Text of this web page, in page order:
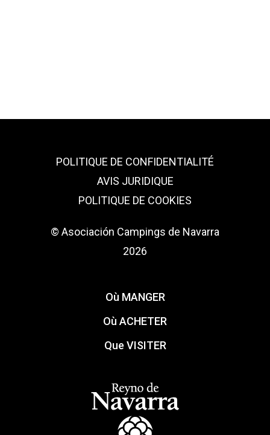
POLITIQUE DE CONFIDENTIALITÉ
AVIS JURIDIQUE
POLITIQUE DE COOKIES
© Asociación Campings de Navarra
2026
Où MANGER
Où ACHETER
Que VISITER